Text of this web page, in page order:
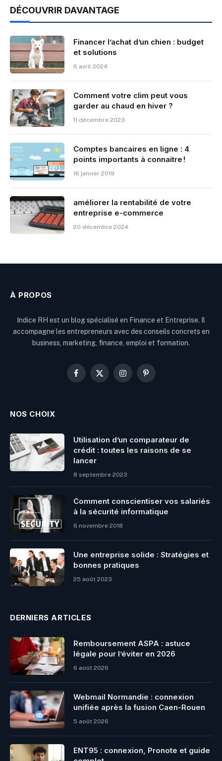
DÉCOUVRIR DAVANTAGE
Financer l’achat d’un chien : budget
et solutions
6 avril 2024
Comment votre clim peut vous
garder au chaud en hiver ?
11 décembre 2023
Comptes bancaires en ligne : 4
points importants à connaitre !
16 janvier 2019
améliorer la rentabilité de votre
entreprise e-commerce
20 décembre 2024
À PROPOS
Indice RH est un blog spécialisé en Finance et Entreprise. Il
accompagne les entrepreneurs avec des conseils concrets en
business, marketing, finance, emploi et formation.
Facebook
X
InstagramPinterest
NOS CHOIX
Utilisation d’un comparateur de
crédit : toutes les raisons de se
lancer
8 septembre 2023
Comment conscientiser vos salariés
à la sécurité informatique
6 novembre 2018
Une entreprise solide : Stratégies et
bonnes pratiques
25 août 2023
DERNIERS ARTICLES
Remboursement ASPA : astuce
légale pour l’éviter en 2026
6 août 2026
Webmail Normandie : connexion
unifiée après la fusion Caen-Rouen
5 août 2026
ENT95 : connexion, Pronote et guide